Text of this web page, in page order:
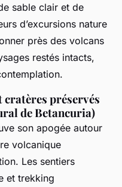
sable clair et de
d’excursions nature
près des volcans
restés intacts,
cratères préservés
de Betancuria)
son apogée autour
volcanique
Les sentiers
et trekking